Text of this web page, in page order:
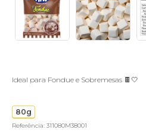
Ideal para Fondue e Sobremesas 🍫🤍
80g
Referência: 311080M38001